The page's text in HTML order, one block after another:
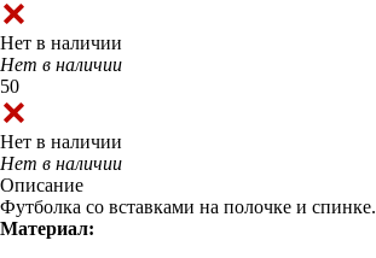
Нет в наличии
Нет в наличии
50
Нет в наличии
Нет в наличии
Описание
Футболка со вставками на полочке и спинке.
Материал: